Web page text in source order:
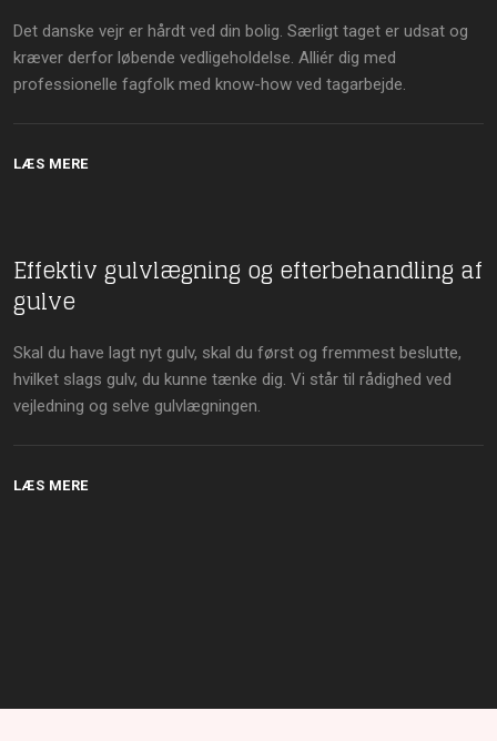
​Det danske vejr er hårdt ved din bolig. Særligt taget er udsat og
kræver derfor løbende vedligeholdelse. Alliér dig med
professionelle fagfolk med know-how ved tagarbejde.
LÆS MERE
Effektiv gulvlægning og efterbehandling af
gulve
​Skal du have lagt nyt gulv, skal du først og fremmest beslutte,
hvilket slags gulv, du kunne tænke dig. Vi står til rådighed ved
vejledning og selve gulvlægningen.
LÆS MERE